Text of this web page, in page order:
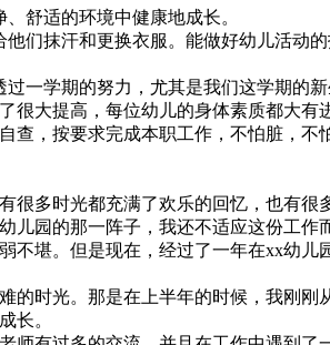
舒适的环境中健康地成长。
们抹汗和更换衣服。能做好幼儿活动
一学期的努力，尤其是我们这学期的
大提高，每位幼儿的身体素质都大有
，按要求完成本职工作，不怕脏，不
多时光都充满了欢乐的回忆，也有很
园的那一阵子，我还不适应这份工作
堪。但是现在，经过了一年在xx幼儿
时光。那是在上半年的时候，我刚刚
长。